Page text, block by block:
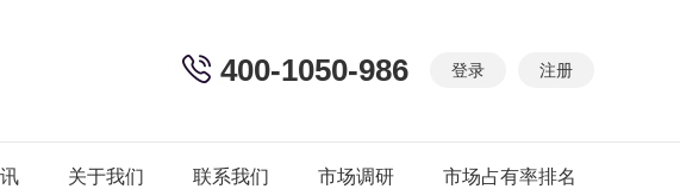
登录 注册
400-1050-986
关于我们 联系我们 市场调研 市场占有率排名